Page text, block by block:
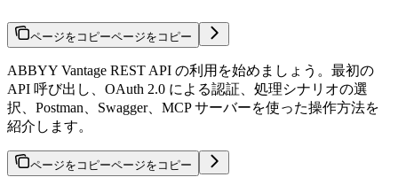
ページをコピーページをコピー
ABBYY Vantage REST API の利用を始めましょう。最初の
API 呼び出し、OAuth 2.0 による認証、処理シナリオの選
択、Postman、Swagger、MCP サーバーを使った操作方法を
紹介します。
ページをコピーページをコピー